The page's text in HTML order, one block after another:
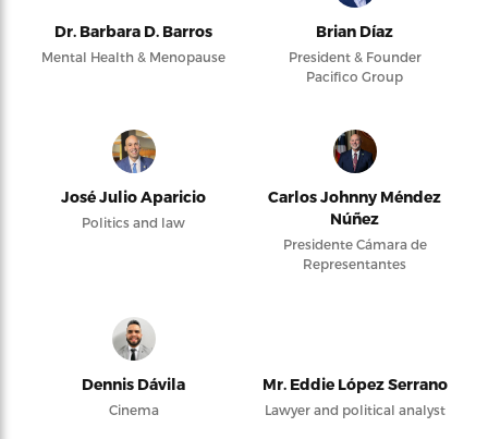
Dr. Barbara D. Barros
Mental Health & Menopause
Brian Díaz
President & Founder
Pacifico Group
José Julio Aparicio
Politics and law
Carlos Johnny Méndez
Núñez
Presidente Cámara de
Representantes
Dennis Dávila
Cinema
Mr. Eddie López Serrano
Lawyer and political analyst